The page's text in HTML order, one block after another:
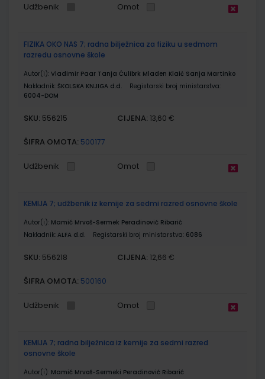
Udžbenik Omot
FIZIKA OKO NAS 7; radna bilježnica za fiziku u sedmom
razredu osnovne škole
Autor(i): Vladimir Paar Tanja Ćulibrk Mladen Klaić Sanja Martinko
Nakladnik: ŠKOLSKA KNJIGA d.d.
Registarski broj ministarstva:
6004-DOM
SKU: 556215 CIJENA: 13,60 €
ŠIFRA OMOTA: 500177
Udžbenik Omot
KEMIJA 7; udžbenik iz kemije za sedmi razred osnovne škole
Autor(i): Mamić Mrvoš-Sermek Peradinović Ribarić
Nakladnik: ALFA d.d. Registarski broj ministarstva: 6086
SKU: 556218 CIJENA: 12,66 €
ŠIFRA OMOTA: 500160
Udžbenik Omot
KEMIJA 7; radna bilježnica iz kemije za sedmi razred
osnovne škole
Autor(i): Mamić Mrvoš-Sermeki Peradinović Ribarić